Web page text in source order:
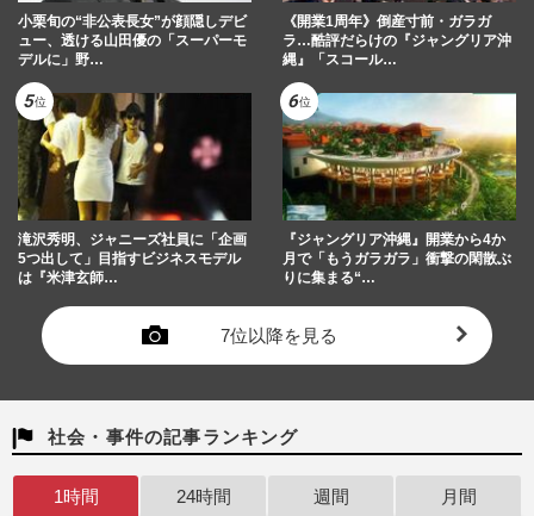
小栗旬の“非公表長女”が顔隠しデビ
ュー、透ける山田優の「スーパーモ
デルに」野…
《開業1周年》倒産寸前・ガラガ
ラ…酷評だらけの『ジャングリア沖
縄』「スコール…
滝沢秀明、ジャニーズ社員に「企画
5つ出して」目指すビジネスモデル
は『米津玄師…
『ジャングリア沖縄』開業から4か
月で「もうガラガラ」衝撃の閑散ぶ
りに集まる“…
7位以降を見る
社会・事件の記事ランキング
1時間 24時間 週間 月間